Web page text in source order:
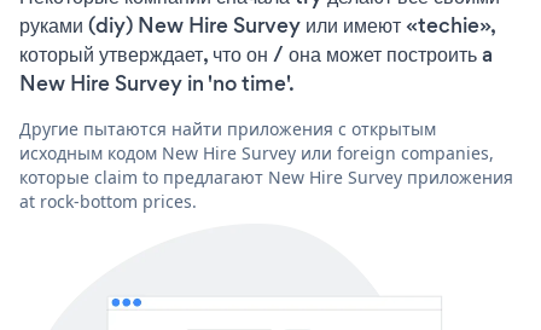
руками (diy) New Hire Survey или имеют «techie»,
который утверждает, что он / она может построить a
New Hire Survey in 'no time'.
Другие пытаются найти приложения с открытым
исходным кодом New Hire Survey или foreign companies,
которые claim to предлагают New Hire Survey приложения
at rock-bottom prices.